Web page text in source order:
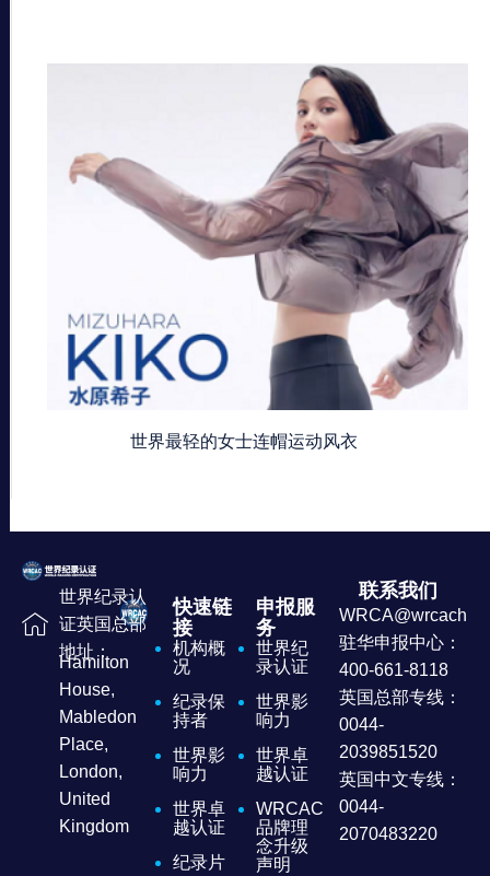
世界最轻的女士连帽运动风衣
世界纪录认
证英国总部
地址：
Hamilton
House,
Mabledon
Place,
London,
United
Kingdom
快速链
接
机构概
况
纪录保
持者
世界影
响力
世界卓
越认证
纪录片
申报服
务
世界纪
录认证
世界影
响力
世界卓
越认证
WRCAC
品牌理
念升级
声明
联系我们
驻华申报中心：
400-661-8118
英国总部专线：
0044-
2039851520
英国中文专线：
0044-
2070483220